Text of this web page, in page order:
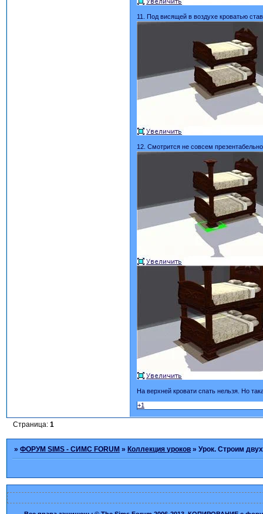
11. Под висящей в воздухе кроватью
12. Смотрится не совсем
На верхней кровати спать нельзя. Но
+1
Страница:1
»ФОРУМ SIMS - СИМС FORUM » Коллекция уроков »Урок. Строим